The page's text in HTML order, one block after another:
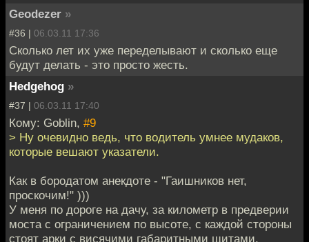
Geodezer »
#36 | 06.03.11 17:36
Сколько лет их уже переделывают и сколько еще
будут делать - это просто жесть.
Hedgehog »
#37 | 06.03.11 17:40
Кому: Goblin, #9
> Ну очевидно ведь, что водитель умнее мудаков,
которые вешают указатели.
Как в бородатом анекдоте - "Гаишников нет,
проскочим!" )))
У меня по дороге на дачу, за километр в предверии
моста с ограничением по высоте, с каждой стороны
стоят арки с висячими габаритными щитами,